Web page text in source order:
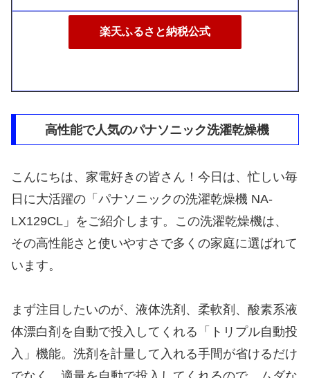
楽天ふるさと納税公式
高性能で人気のパナソニック洗濯乾燥機
こんにちは、家電好きの皆さん！今日は、忙しい毎
日に大活躍の「パナソニックの洗濯乾燥機 NA-
LX129CL」をご紹介します。この洗濯乾燥機は、
その高性能さと使いやすさで多くの家庭に選ばれて
います。
まず注目したいのが、液体洗剤、柔軟剤、酸素系液
体漂白剤を自動で投入してくれる「トリプル自動投
入」機能。洗剤を計量して入れる手間が省けるだけ